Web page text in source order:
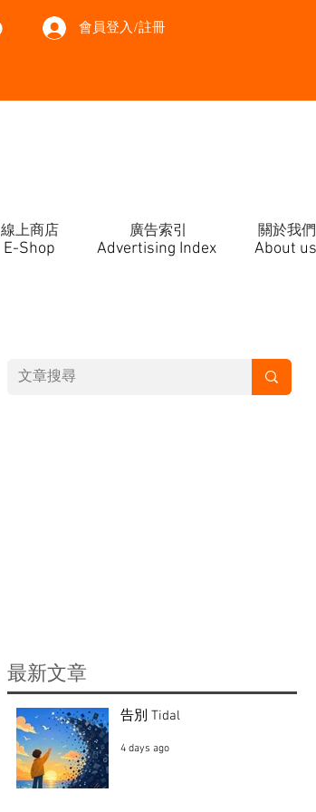
會員登入/註冊
線上商店 廣告索引 關於我們
E-Shop About us
Advertising Index
​最新文章
告別 Tidal
4 days ago